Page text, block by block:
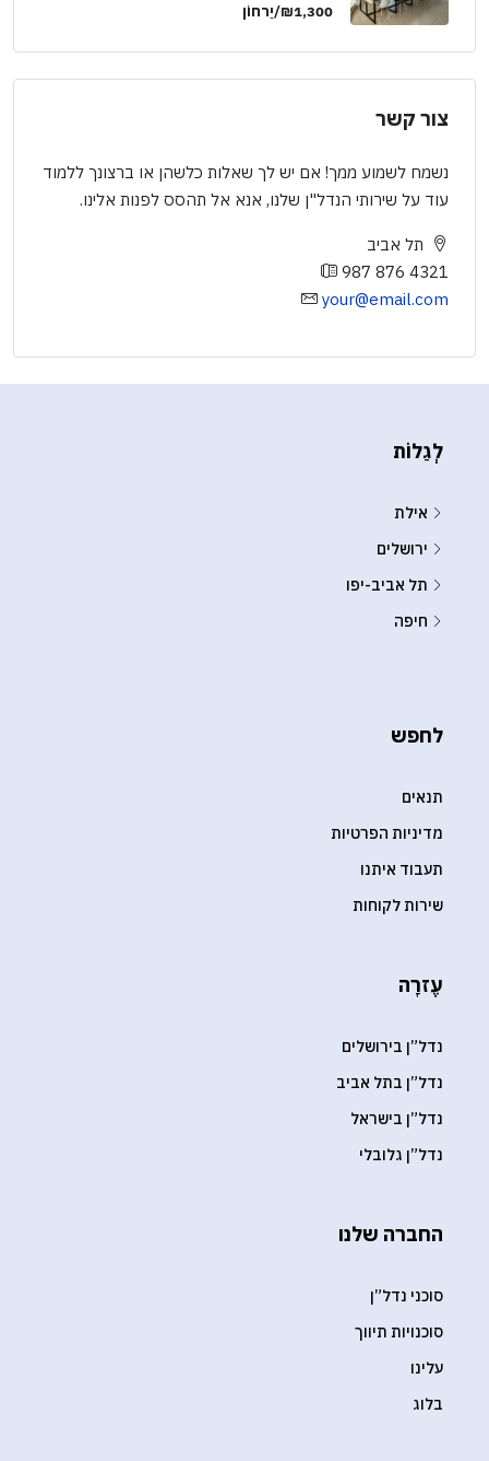
₪1,300/יַרחוֹן
צור קשר
נשמח לשמוע ממך! אם יש לך שאלות כלשהן או ברצונך ללמוד
עוד על שירותי הנדל"ן שלנו, אנא אל תהסס לפנות אלינו.
תל אביב
987 876 4321
your@email.com
לְגַלוֹת
אילת
ירושלים
תל אביב-יפו
חיפה
לחפש
תנאים
מדיניות הפרטיות
תעבוד איתנו
שירות לקוחות
עֶזרָה
נדל”ן בירושלים
נדל”ן בתל אביב
נדל”ן בישראל
נדל”ן גלובלי
החברה שלנו
סוכני נדל”ן
סוכנויות תיווך
עלינו
בלוג